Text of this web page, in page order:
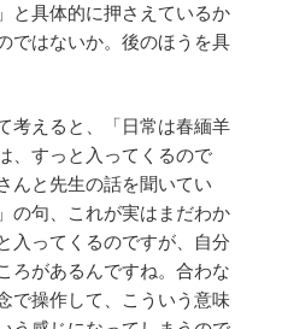
と具体的に押さえているか
ではないか。後のほうを具
考えると、「日常は春緬羊
、すっと入ってくるので
んと先生の話を聞いてい
の句、これが実はまだわか
入ってくるのですが、自分
ろがあるんですね。合わな
で操作して、こういう意味